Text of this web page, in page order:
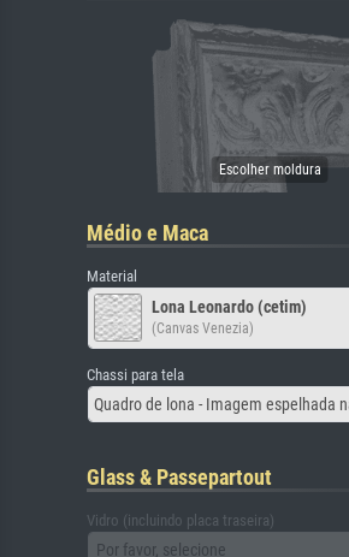
Médio e Maca
Material
Lona Leonardo (cetim)
(Canvas Venezia)
Chassi para tela
Quadro de lona - Imagem espelhada
Glass & Passepartout
Vidro (incluindo placa traseira)
Por favor, selecione